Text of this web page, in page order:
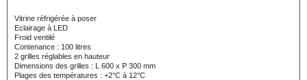
Vitrine réfrigérée à poser
Eclairage à LED
Froid ventilé
Contenance : 100 litres
2 grilles réglables en hauteur
Dimensions des grilles : L 600 x P 300 mm
Plages des températures : +2°C à 12°C